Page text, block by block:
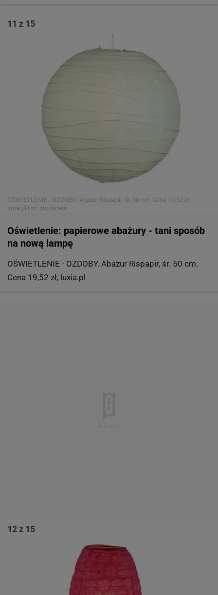
11 z 15
OŚWIETLENIE - OZDOBY. Abażur Rispapir, śr. 50 cm. Cena 19,52 zł,
luxia.pl Fot. producent
Oświetlenie: papierowe abażury - tani sposób
na nową lampę
OŚWIETLENIE - OZDOBY. Abażur Rispapir, śr. 50 cm.
Cena 19,52 zł, luxia.pl
12 z 15